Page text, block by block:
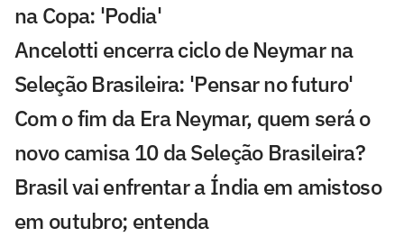
na Copa: 'Podia'
Ancelotti encerra ciclo de Neymar na
Seleção Brasileira: 'Pensar no futuro'
Com o fim da Era Neymar, quem será o
novo camisa 10 da Seleção Brasileira?
Brasil vai enfrentar a Índia em amistoso
em outubro; entenda